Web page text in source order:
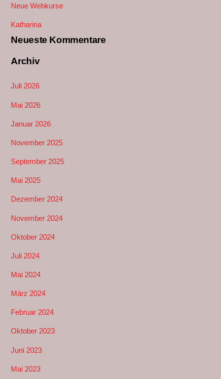
Neue Webkurse
Katharina
Neueste Kommentare
Archiv
Juli 2026
Mai 2026
Januar 2026
November 2025
September 2025
Mai 2025
Dezember 2024
November 2024
Oktober 2024
Juli 2024
Mai 2024
März 2024
Februar 2024
Oktober 2023
Juni 2023
Mai 2023